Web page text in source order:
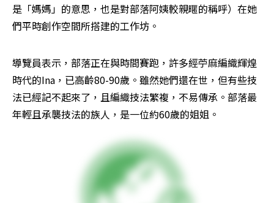
是「媽媽」的意思，也是對部落阿姨較親暱的稱呼）在她
們平時創作空間所搭建的工作坊。
導覽員表示，部落正在與時間賽跑，許多經苧麻編織輝煌
時代的Ina，已高齡80-90歲。雖然她們還在世，但有些技
法已經記不起來了，且編織技法繁複，不易傳承。部落最
年輕且承襲技法的族人，是一位約60歲的姐姐。